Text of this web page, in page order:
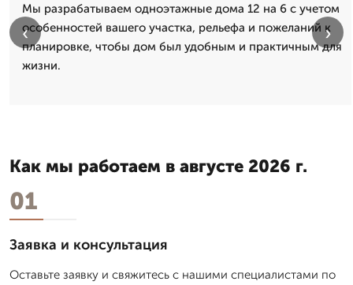
Мы разрабатываем одноэтажные дома 12 на 6 с учетом
особенностей вашего участка, рельефа и пожеланий к
планировке, чтобы дом был удобным и практичным для
жизни.
‹ ›
Как мы работаем в августе 2026 г.
01
Заявка и консультация
Оставьте заявку и свяжитесь с нашими специалистами по